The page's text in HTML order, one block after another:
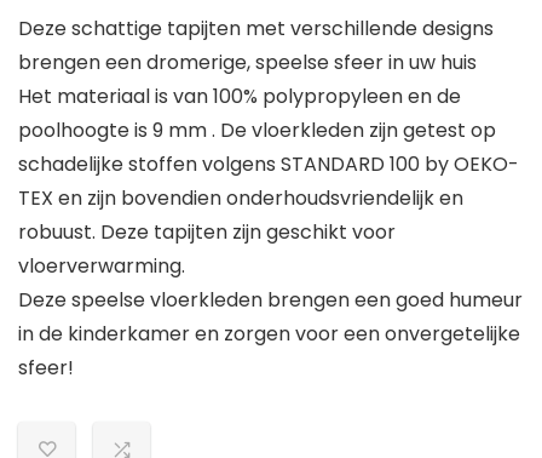
Deze schattige tapijten met verschillende designs
brengen een dromerige, speelse sfeer in uw huis
Het materiaal is van 100% polypropyleen en de
poolhoogte is 9 mm . De vloerkleden zijn getest op
schadelijke stoffen volgens STANDARD 100 by OEKO-
TEX en zijn bovendien onderhoudsvriendelijk en
robuust. Deze tapijten zijn geschikt voor
vloerverwarming.
Deze speelse vloerkleden brengen een goed humeur
in de kinderkamer en zorgen voor een onvergetelijke
sfeer!